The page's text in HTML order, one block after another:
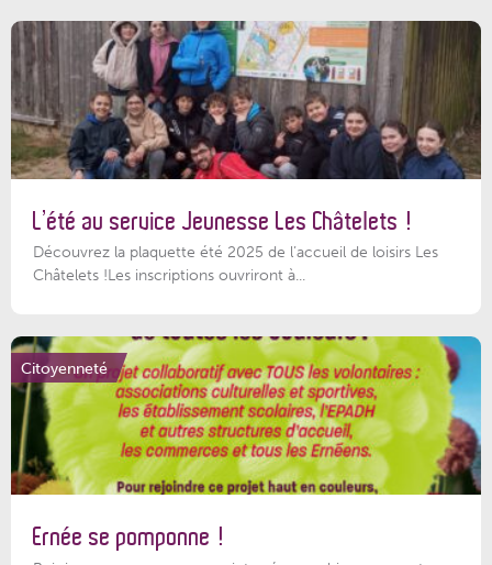
L’été au service Jeunesse Les Châtelets !
Découvrez la plaquette été 2025 de l’accueil de loisirs Les
Châtelets !Les inscriptions ouvriront à...
Citoyenneté
Ernée se pomponne !